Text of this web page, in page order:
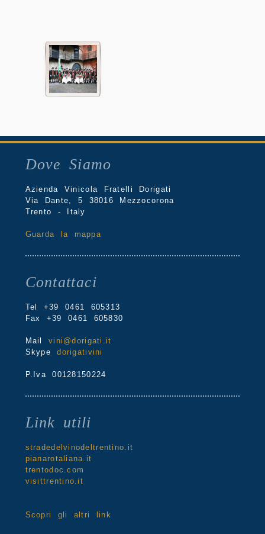
Dove Siamo
Azienda Vinicola Fratelli Dorigati
Via Dante, 5 38016 Mezzocorona
Trento - Italy
Guarda la mappa
Contattaci
Tel +39 0461 605313
Fax +39 0461 605830
Mailvini@dorigati.it
Skypedorigativini
P.Iva 00128150224
Link utili
stradedelvinodeltrentino.it
pianarotaliana.it
trentodoc.com
visittrentino.it
Scopri gli altri link